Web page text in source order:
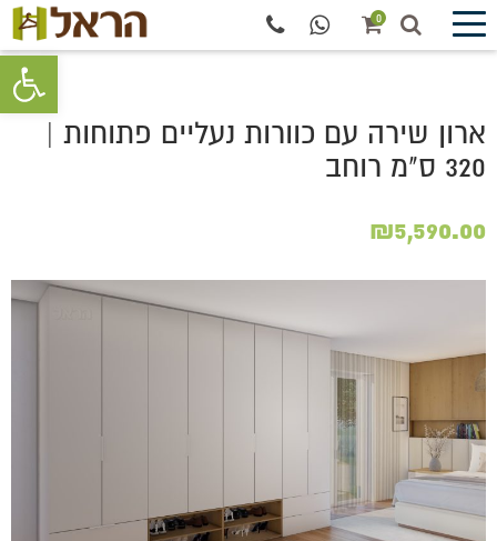
פתח
0
ארון שירה עם כוורות נעליים פתוחות |
320 ס"מ רוחב
₪5,590.00